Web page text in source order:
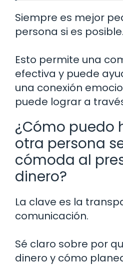
Siempre es mejor
persona si es posible.
Esto permite una
efectiva y puede
una conexión
puede lograr a
¿Cómo puedo
otra persona
cómoda al
dinero?
La clave es la
comunicación.
Sé claro sobre por
dinero y cómo